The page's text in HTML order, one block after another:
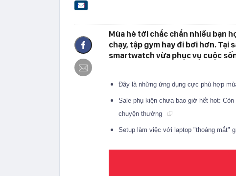
Mùa hè tới chắc chắn nhiều bạn
chạy, tập gym hay đi bơi hơn. Tại
smartwatch vừa phục vụ cuộc
Đây là những ứng dụng cực phù hợp
Sale phụ kiện chưa bao giờ hết hot:
chuyện thường
Setup làm việc với laptop "thoáng mắt"